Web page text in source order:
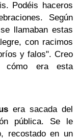
Podéis haceros
Según
llamaban estas
con racimos
y falos". Creo
cómo era esta
era sacada del
pública. Se le
recostado en un